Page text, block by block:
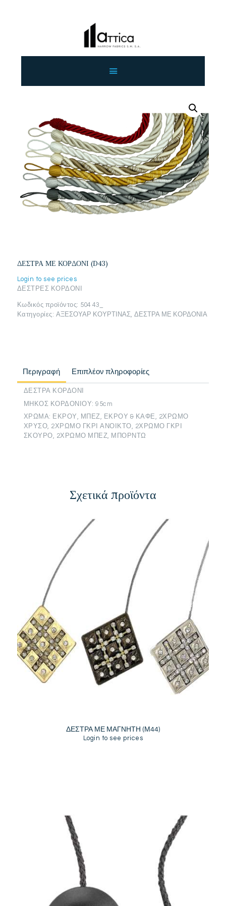
ΧΟΝΔΡΙΚΗ
ΕΛΛΗΝΙΚΆ
ΔΕΣΤΡΑ ΜΕ ΚΟΡΔΟΝΙ (D43)
Login to see prices
ΔΕΣΤΡΕΣ ΚΟΡΔΟΝΙ
Κωδικός προϊόντος: 504 43_
Κατηγορίες: ΑΞΕΣΟΥΑΡ ΚΟΥΡΤΙΝΑΣ ΔΕΣΤΡΑ ΜΕ ΚΟΡΔΟΝΙΑ
Περιγραφή Επιπλέον πληροφορίες
ΔΕΣΤΡΑ ΚΟΡΔΟΝΙ
ΜΗΚΟΣ ΚΟΡΔΟΝΙΟΥ: 95cm
ΧΡΩΜΑ: ΕΚΡΟΥ, ΜΠΕΖ, ΕΚΡΟΥ & ΚΑΦΕ, 2ΧΡΩΜΟ
ΧΡΥΣΟ, 2ΧΡΩΜΟ ΓΚΡΙ ΑΝΟΙΚΤΟ, 2ΧΡΩΜΟ ΓΚΡΙ
ΣΚΟΥΡΟ, 2ΧΡΩΜΟ ΜΠΕΖ, ΜΠΟΡΝΤΩ
Σχετικά προϊόντα
ΔΕΣΤΡΑ ΜΕ ΜΑΓΝΗΤΗ (Μ44)
Login to see prices